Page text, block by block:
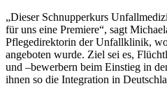
„Dieser Schnupperkurs
für uns eine Premiere“, sagt
Pflegedirektorin der Unfallklinik,
angeboten wurde. Ziel sei es,
und –bewerbern beim Einstieg in
ihnen so die Integration in